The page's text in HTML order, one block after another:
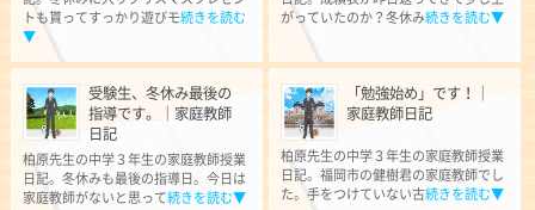
トも貰ってすっかり遊びモ続きを読む
▼
がっていたのか？冬休み続きを読む▼
受験生、冬休み最後の
指導です。｜家庭教師
日記
柏原先生の中学３年生の家庭教師授業
日記。冬休みも最後の指導日。今日は
家庭教師がないと思って続きを読む▼
「勉強始め」です！｜
家庭教師日記
柏原先生の中学３年生の家庭教師授業
日記。福岡市の健樹君の家庭教師でし
た。手をつけていない古続きを読む▼